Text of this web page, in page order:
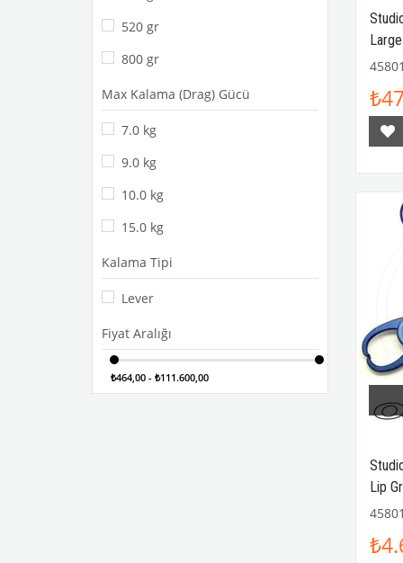
ZENAQ
VANFOOK
MAXEL
MAJOR CRAFT
CUDA
LINESYSTEM
Shimano
Balıkçı / Outdoor Kıyafet
Jigging
520 gr
800 gr
Max Kalama (Drag) Gücü
7.0 kg
9.0 kg
10.0 kg
15.0 kg
Kalama Tipi
Lever
Fiyat Aralığı
₺464,00 - ₺111.600,00
Lip